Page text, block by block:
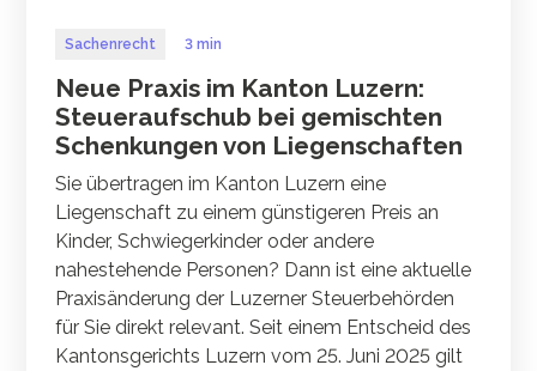
Sachenrecht 3 min
Neue Praxis im Kanton Luzern:
Steueraufschub bei gemischten
Schenkungen von Liegenschaften
Sie übertragen im Kanton Luzern eine
Liegenschaft zu einem günstigeren Preis an
Kinder, Schwiegerkinder oder andere
nahestehende Personen? Dann ist eine aktuelle
Praxisänderung der Luzerner Steuerbehörden
für Sie direkt relevant. Seit einem Entscheid des
Kantonsgerichts Luzern vom 25. Juni 2025 gilt